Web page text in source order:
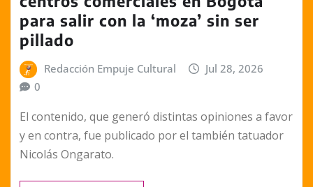
para salir con la ‘moza’ sin ser
pillado
Redacción Empuje Cultural
Jul 28, 2026
0
El contenido, que generó distintas opiniones a favor
y en contra, fue publicado por el también tatuador
Nicolás Ongarato.